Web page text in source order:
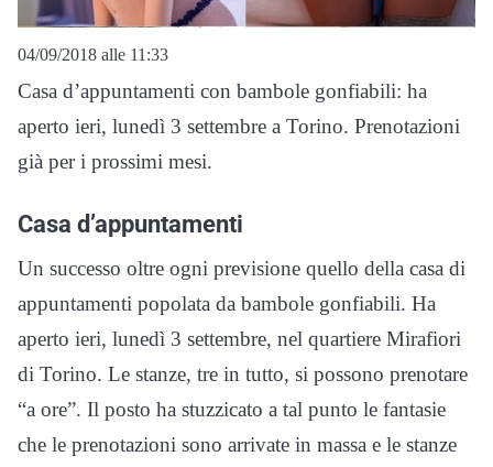
04/09/2018 alle 11:33
Casa d’appuntamenti con bambole gonfiabili: ha
aperto ieri, lunedì 3 settembre a Torino. Prenotazioni
già per i prossimi mesi.
Casa d’appuntamenti
Un successo oltre ogni previsione quello della casa di
appuntamenti popolata da bambole gonfiabili. Ha
aperto ieri, lunedì 3 settembre, nel quartiere Mirafiori
di Torino. Le stanze, tre in tutto, si possono prenotare
“a ore”. Il posto ha stuzzicato a tal punto le fantasie
che le prenotazioni sono arrivate in massa e le stanze